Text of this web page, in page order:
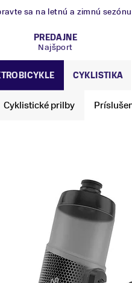
sa na letnú a zimnú
PREDAJNE
Najšport
CYKLISTIKA
Cyklistické prilby